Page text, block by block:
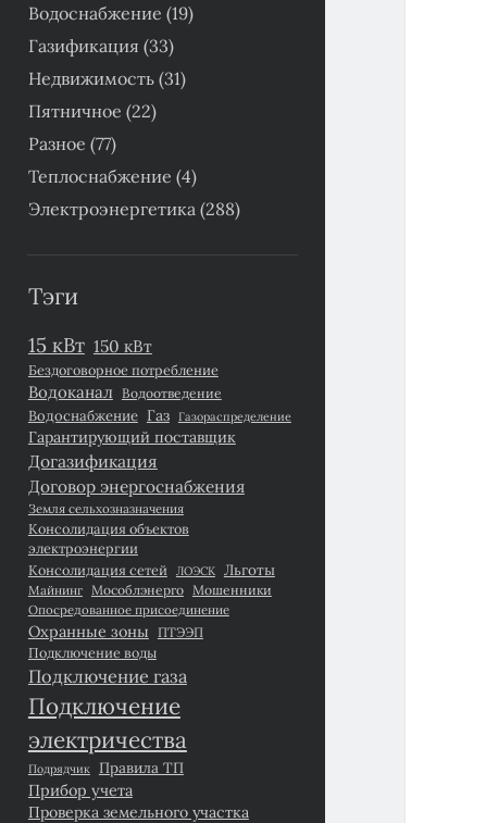
Водоснабжение (19)
Газификация (33)
Недвижимость(31)
Пятничное (22)
Разное (77)
Теплоснабжение (4)
Электроэнергетика (288)
Тэги
15 кВт 150 кВт
Бездоговорное потребление
Водоканал Водоотведение
Водоснабжение Газ Газораспределение
Гарантирующий поставщик
Догазификация
Договор энергоснабжения
Земля сельхозназначения
Консолидация объектов
электроэнергии
Консолидация сетей
ЛОЭСК Льготы
Майнинг Мособлэнерго
Мошенники
Опосредованное присоединение
Охранные зоны ПТЭЭП
Подключение воды
Подключение газа
Подключение
электричества
Подрядчик Правила ТП
Прибор учета
Проверка земельного участка